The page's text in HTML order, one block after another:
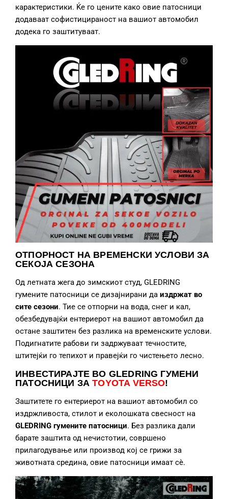
карактеристики. Ќе го цените како овие патосници
додаваат софистицираност на вашиот автомобил
додека го заштитуваат.
ОТПОРНОСТ НА ВРЕМЕНСКИ УСЛОВИ ЗА
СЕКОЈА СЕЗОНА
Од летната жега до зимскиот студ, GLEDRING
гумените патосници се дизајнирани да издржат во
сите сезони. Тие се отпорни на вода, снег и кал,
обезбедувајќи ентериерот на вашиот автомобил да
остане заштитен без разлика на временските услови.
Подигнатите рабови ги задржуваат течностите,
штитејќи го тепихот и правејќи го чистењето лесно.
ИНВЕСТИРАЈТЕ ВО GLEDRING ГУМЕНИ
ПАТОСНИЦИ ЗАTOYOTA VERSO!
Заштитете го ентериерот на вашиот автомобил со
издржливоста, стилот и еколошката свесност на
GLEDRING гумените патосници. Без разлика дали
барате заштита од нечистотии, совршено
прилагодување или производ кој се грижи за
животната средина, овие патосници имаат сè.